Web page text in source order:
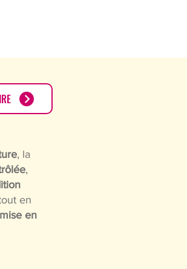
, la
,
en
en